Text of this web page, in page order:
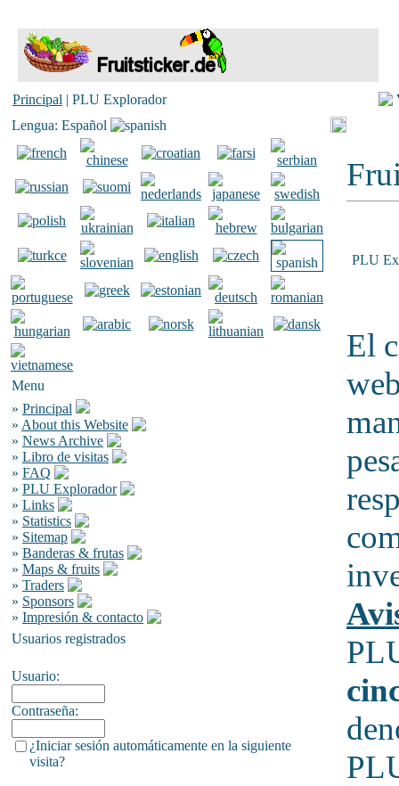
Principal | PLU Explorador
Lengua: Español
Menu
» Principal
» About this Website
» News Archive
» Libro de visitas
» FAQ
» PLU Explorador
» Links
» Statistics
» Sitemap
» Banderas & frutas
» Maps & fruits
» Traders
» Sponsors
» Impresión & contacto
Usuarios registrados
Usuario:
Contraseña:
¿Iniciar sesión automáticamente en la siguiente
visita?
PLU
El